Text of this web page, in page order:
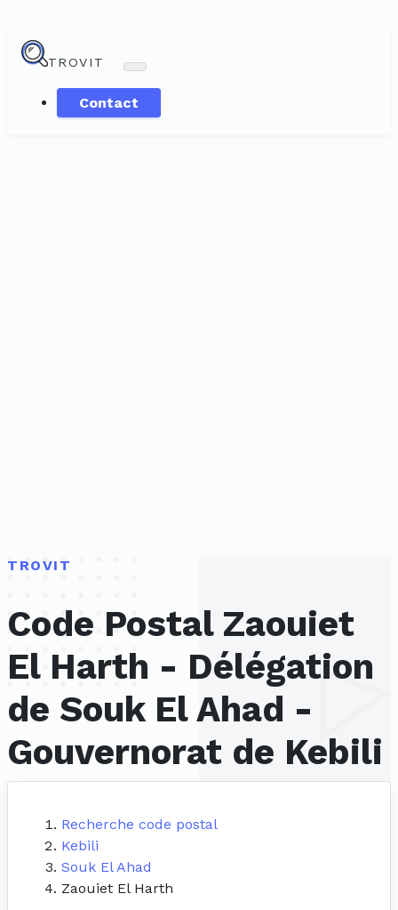
TROVIT
Contact
TROVIT
Code Postal Zaouiet
El Harth - Délégation
de Souk El Ahad -
Gouvernorat de Kebili
Recherche code postal
Kebili
Souk El Ahad
Zaouiet El Harth